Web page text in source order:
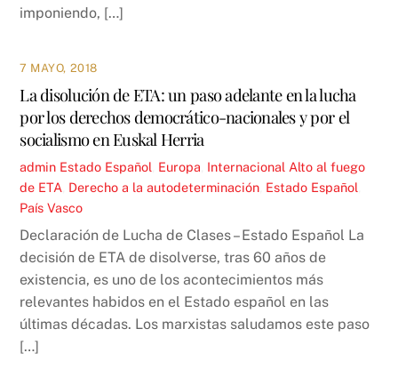
imponiendo, […]
7 MAYO, 2018
La disolución de ETA: un paso adelante en la lucha
por los derechos democrático-nacionales y por el
socialismo en Euskal Herria
admin Estado Español Europa Internacional Alto al fuego
de ETA Derecho a la autodeterminación Estado Español
País Vasco
Declaración de Lucha de Clases – Estado Español La
decisión de ETA de disolverse, tras 60 años de
existencia, es uno de los acontecimientos más
relevantes habidos en el Estado español en las
últimas décadas. Los marxistas saludamos este paso
[…]